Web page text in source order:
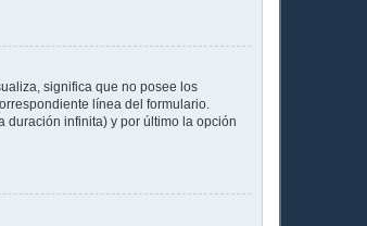
significa que no posee los
línea del formulario.
duración infinita) y por último la opción